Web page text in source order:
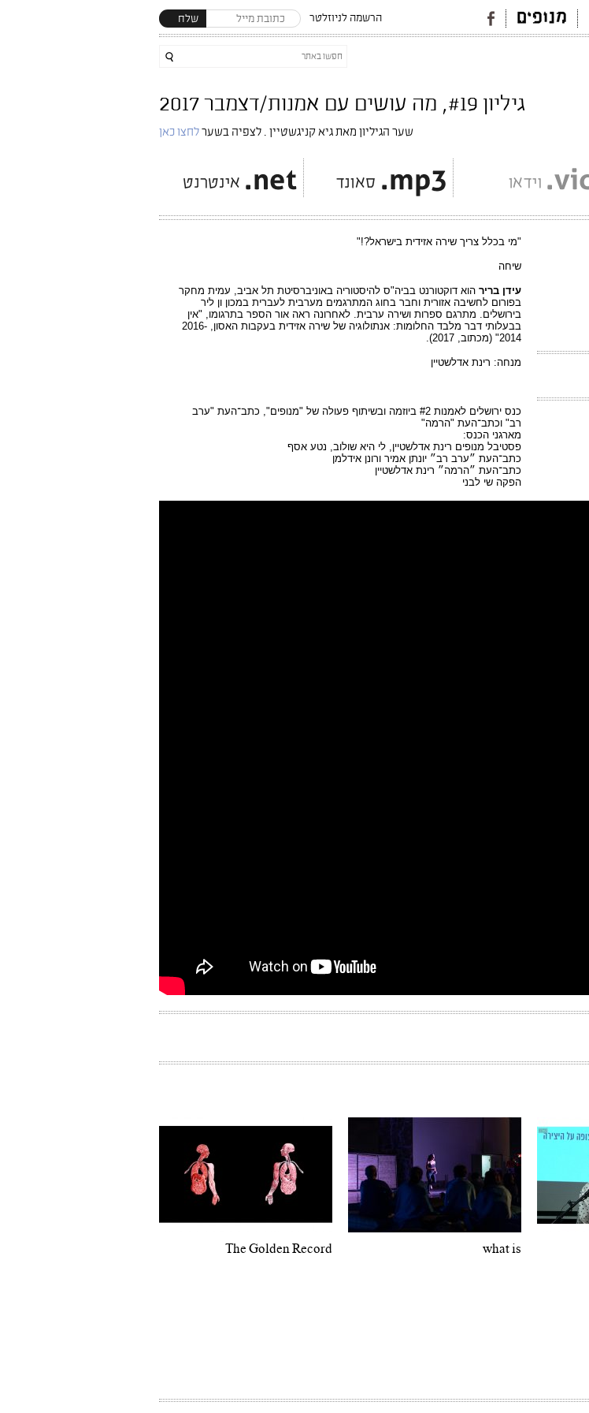
הרשמה לניוזלטר שלח
גיליון #19, מה עושים עם אמנות/דצמבר 2017
שער הגיליון מאת גיא קניגשטיין . לצפיה בשערלחצו כאן
"מי בכלל צריך שירה אזידית בישראל?!"
שיחה
עידן בריר הוא דוקטורנט בביה"ס להיסטוריה באוניברסיטת תל אביב, עמית מחקר
בפורום לחשיבה אזורית וחבר בחוג המתרגמים מערבית לעברית במכון ון ליר
בירושלים. מתרגם ספרות ושירה ערבית. לאחרונה ראה אור הספר בתרגומו, "אין
בבעלותי דבר מלבד החלומות: אנתולוגיה של שירה אזידית בעקבות האסון, 2016-
2014" (מכתוב, 2017).
מנחה: רינת אדלשטיין
כנס ירושלים לאמנות #2 ביוזמה ובשיתוף פעולה של "מנופים", כתב־העת "ערב
רב" וכתב־העת "הרמה"
מארגני הכנס:
פסטיבל מנופים רינת אדלשטיין, לי היא שולוב, נטע אסף
כתב־העת ״ערב רב״ יונתן אמיר ורונן אידלמן
כתב־העת ״הרמה״ רינת אדלשטיין
הפקה שי לבני
what is
The Golden Record